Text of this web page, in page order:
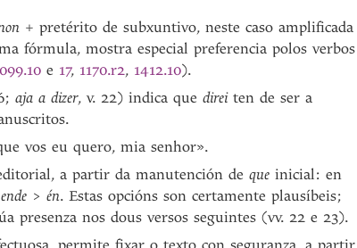
+ pretérito de subxuntivo, neste caso amplificada
fórmula, mostra especial preferencia polos verbos
e 17, 1170.r2, 1412.10).
aja a dizer, v. 22) indica que direiten de ser a
vos eu quero, mia senhor».
a partir da manutención de que inicial: en
ende > én. Estas opcións son certamente plausíbeis;
presenza nos dous versos seguintes (vv. 22 e 23).